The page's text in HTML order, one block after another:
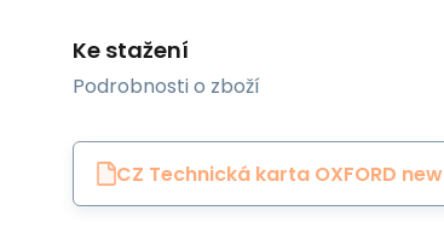
Ke stažení
Podrobnosti o zboží
CZ Technická karta OXFORD new